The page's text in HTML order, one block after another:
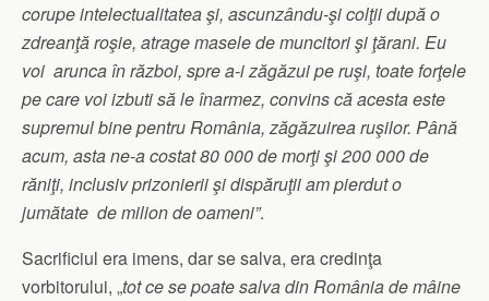
corupe intelectualitatea şi, ascunzându-şi colţii după o
zdreanţă roşie, atrage masele de muncitori şi ţărani. Eu
voi arunca în război, spre a-i zăgăzui pe ruşi, toate forţele
pe care voi izbuti să le înarmez, convins că acesta este
supremul bine pentru România, zăgăzuirea ruşilor. Până
acum, asta ne-a costat 80 000 de morţi şi 200 000 de
răniţi, inclusiv prizonierii şi dispăruţii am pierdut o
jumătate de milion de oameni”.
Sacrificiul era imens, dar se salva, era credinţa
vorbitorului, „tot ce se poate salva din România de mâine